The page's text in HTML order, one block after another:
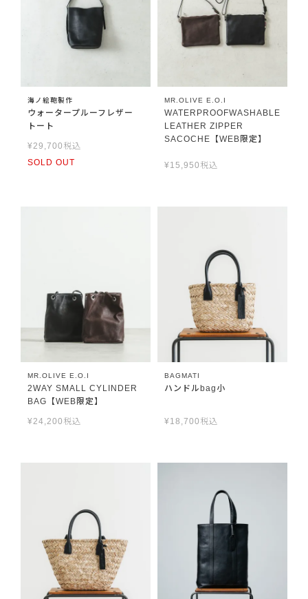
海ノ絵鞄製作
ウォータープルーフレザー
トート
¥29,700 税込
SOLD OUT
MR.OLIVE E.O.I
WATERPROOFWASHABLE
LEATHER ZIPPER
SACOCHE【WEB限定】
¥15,950 税込
MR.OLIVE E.O.I
2WAY SMALL CYLINDER
BAG【WEB限定】
¥24,200 税込
BAGMATI
ハンドルbag小
¥18,700 税込